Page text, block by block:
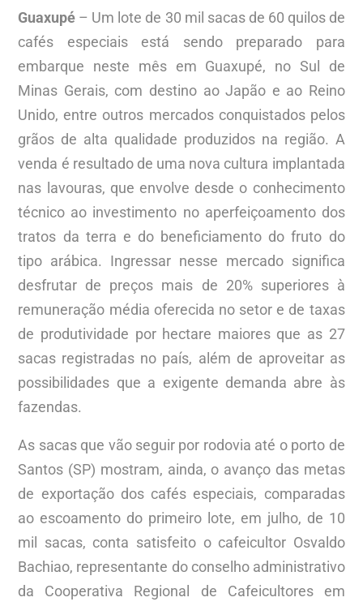
Guaxupé – Um lote de 30 mil sacas de 60 quilos de
cafés especiais está sendo preparado para
embarque neste mês em Guaxupé, no Sul de
Minas Gerais, com destino ao Japão e ao Reino
Unido, entre outros mercados conquistados pelos
grãos de alta qualidade produzidos na região. A
venda é resultado de uma nova cultura implantada
nas lavouras, que envolve desde o conhecimento
técnico ao investimento no aperfeiçoamento dos
tratos da terra e do beneficiamento do fruto do
tipo arábica. Ingressar nesse mercado significa
desfrutar de preços mais de 20% superiores à
remuneração média oferecida no setor e de taxas
de produtividade por hectare maiores que as 27
sacas registradas no país, além de aproveitar as
possibilidades que a exigente demanda abre às
fazendas.
As sacas que vão seguir por rodovia até o porto de
Santos (SP) mostram, ainda, o avanço das metas
de exportação dos cafés especiais, comparadas
ao escoamento do primeiro lote, em julho, de 10
mil sacas, conta satisfeito o cafeicultor Osvaldo
Bachiao, representante do conselho administrativo
da Cooperativa Regional de Cafeicultores em